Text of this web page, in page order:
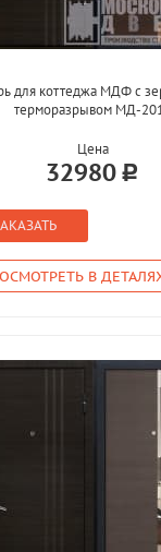
для коттеджа МДФ с
терморазрывом МД-
Цена
32980
В